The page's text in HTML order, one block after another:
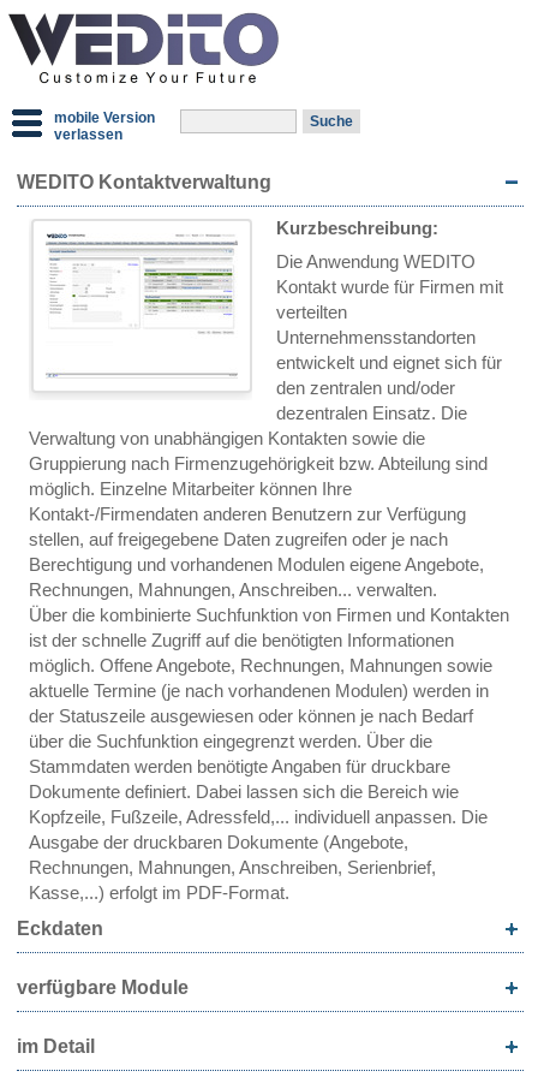
mobile Version
verlassen
WEDITO Kontaktverwaltung
Kurzbeschreibung:
Die Anwendung WEDITO
Kontakt wurde für Firmen mit
verteilten
Unternehmensstandorten
entwickelt und eignet sich für
den zentralen und/oder
dezentralen Einsatz. Die
Verwaltung von unabhängigen Kontakten sowie die
Gruppierung nach Firmenzugehörigkeit bzw. Abteilung sind
möglich. Einzelne Mitarbeiter können Ihre
Kontakt-/Firmendaten anderen Benutzern zur Verfügung
stellen, auf freigegebene Daten zugreifen oder je nach
Berechtigung und vorhandenen Modulen eigene Angebote,
Rechnungen, Mahnungen, Anschreiben... verwalten.
Über die kombinierte Suchfunktion von Firmen und Kontakten
ist der schnelle Zugriff auf die benötigten Informationen
möglich. Offene Angebote, Rechnungen, Mahnungen sowie
aktuelle Termine (je nach vorhandenen Modulen) werden in
der Statuszeile ausgewiesen oder können je nach Bedarf
über die Suchfunktion eingegrenzt werden. Über die
Stammdaten werden benötigte Angaben für druckbare
Dokumente definiert. Dabei lassen sich die Bereich wie
Kopfzeile, Fußzeile, Adressfeld,... individuell anpassen. Die
Ausgabe der druckbaren Dokumente (Angebote,
Rechnungen, Mahnungen, Anschreiben, Serienbrief,
Kasse,...) erfolgt im PDF-Format.
Eckdaten
verfügbare Module
im Detail